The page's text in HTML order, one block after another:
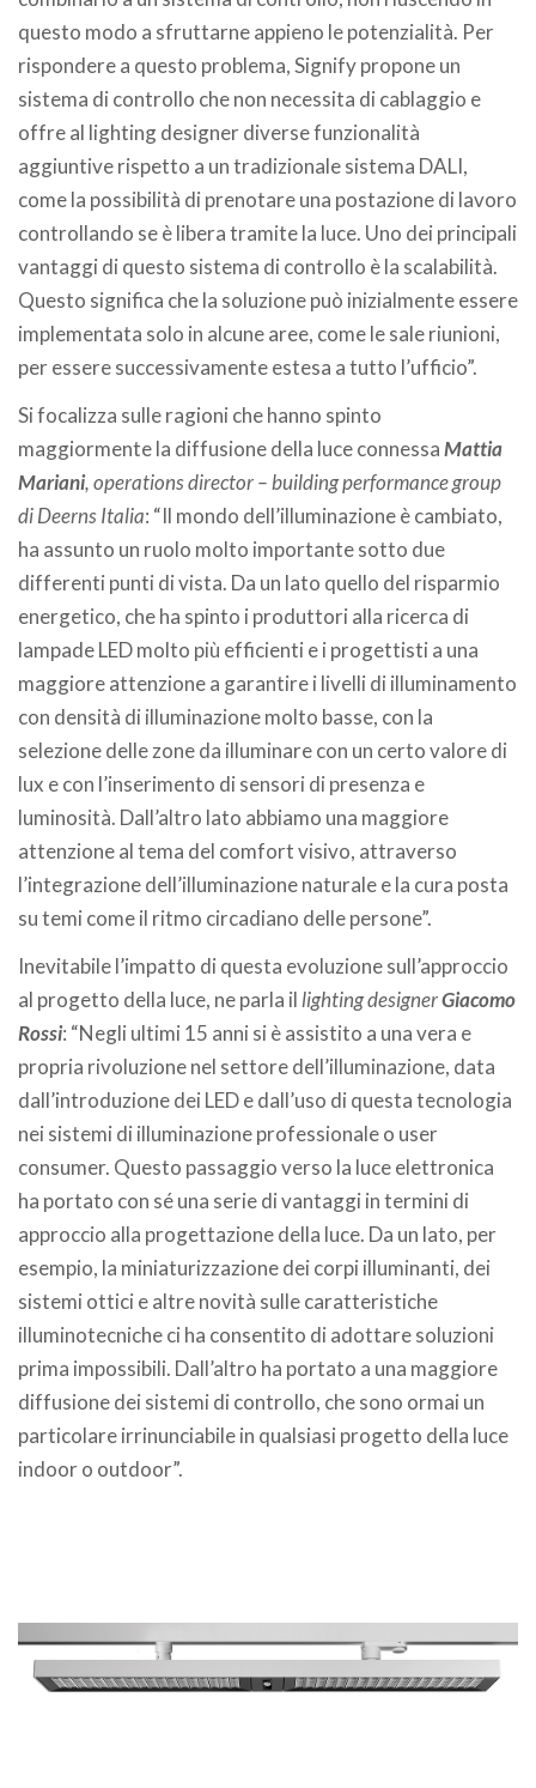
questo modo a sfruttarne appieno le potenzialità. Per
rispondere a questo problema, Signify propone un
sistema di controllo che non necessita di cablaggio e
offre al lighting designer diverse funzionalità
aggiuntive rispetto a un tradizionale sistema DALI,
come la possibilità di prenotare una postazione di lavoro
controllando se è libera tramite la luce. Uno dei principali
vantaggi di questo sistema di controllo è la scalabilità.
Questo significa che la soluzione può inizialmente essere
implementata solo in alcune aree, come le sale riunioni,
per essere successivamente estesa a tutto l’ufficio”.
Si focalizza sulle ragioni che hanno spinto
maggiormente la diffusione della luce connessaMattia
Mariani, operations director – building performance group
di Deerns Italia: “Il mondo dell’illuminazione è cambiato,
ha assunto un ruolo molto importante sotto due
differenti punti di vista. Da un lato quello del risparmio
energetico, che ha spinto i produttori alla ricerca di
lampade LED molto più efficienti e i progettisti a una
maggiore attenzione a garantire i livelli di illuminamento
con densità di illuminazione molto basse, con la
selezione delle zone da illuminare con un certo valore di
lux e con l’inserimento di sensori di presenza e
luminosità. Dall’altro lato abbiamo una maggiore
attenzione al tema del comfort visivo, attraverso
l’integrazione dell’illuminazione naturale e la cura posta
su temi come il ritmo circadiano delle persone”.
Inevitabile l’impatto di questa evoluzione sull’approccio
al progetto della luce, ne parla illighting designerGiacomo
Rossi: “Negli ultimi 15 anni si è assistito a una vera e
propria rivoluzione nel settore dell’illuminazione, data
dall’introduzione dei LED e dall’uso di questa tecnologia
nei sistemi di illuminazione professionale o user
consumer. Questo passaggio verso la luce elettronica
ha portato con sé una serie di vantaggi in termini di
approccio alla progettazione della luce. Da un lato, per
esempio, la miniaturizzazione dei corpi illuminanti, dei
sistemi ottici e altre novità sulle caratteristiche
illuminotecniche ci ha consentito di adottare soluzioni
prima impossibili. Dall’altro ha portato a una maggiore
diffusione dei sistemi di controllo, che sono ormai un
particolare irrinunciabile in qualsiasi progetto della luce
indoor o outdoor”.